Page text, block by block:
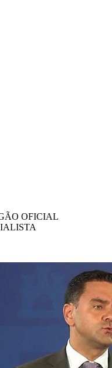
OFICIAL